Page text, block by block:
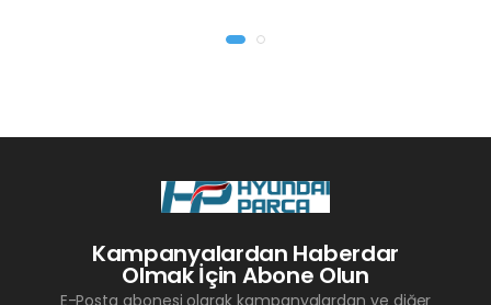
Kampanyalardan Haberdar
Olmak İçin Abone Olun